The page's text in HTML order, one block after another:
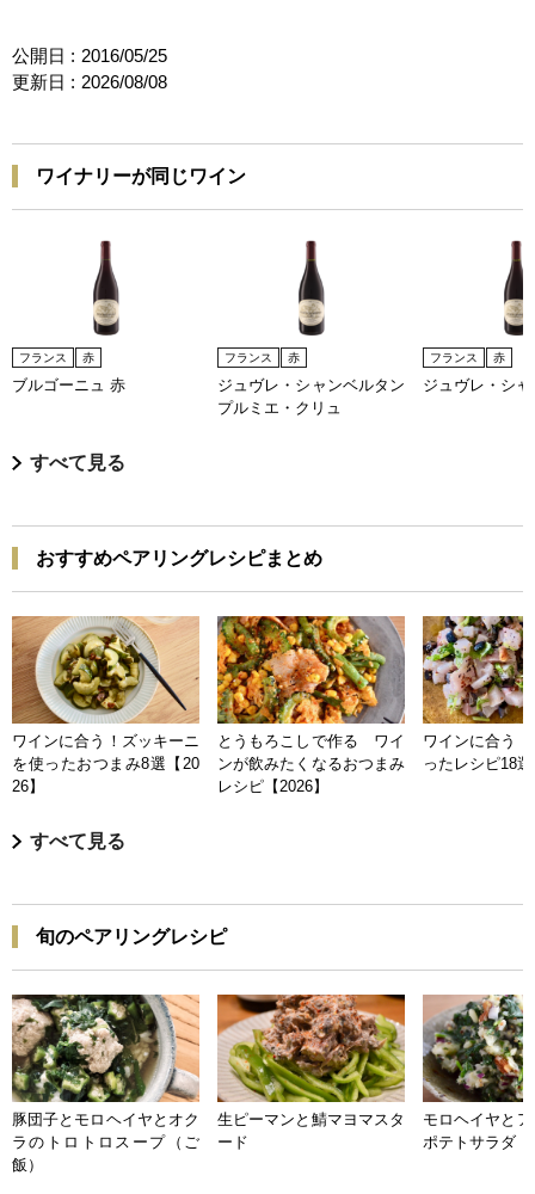
公開日 : 2016/05/25
更新日 : 2026/08/08
ワイナリーが同じワイン
フランス 赤
ブルゴーニュ 赤
フランス 赤
ジュヴレ・シャンベルタン
プルミエ・クリュ
フランス 赤
ジュヴレ・シ
すべて見る
おすすめペアリングレシピまとめ
ワインに合う！ズッキーニ
を使ったおつまみ8選【20
26】
とうもろこしで作る ワイ
ンが飲みたくなるおつまみ
レシピ【2026】
ワインに合う
ったレシピ18
すべて見る
旬のペアリングレシピ
豚団子とモロヘイヤとオク
ラのトロトロスープ（ご
飯）
生ピーマンと鯖マヨマスタ
ード
モロヘイヤと
ポテトサラダ